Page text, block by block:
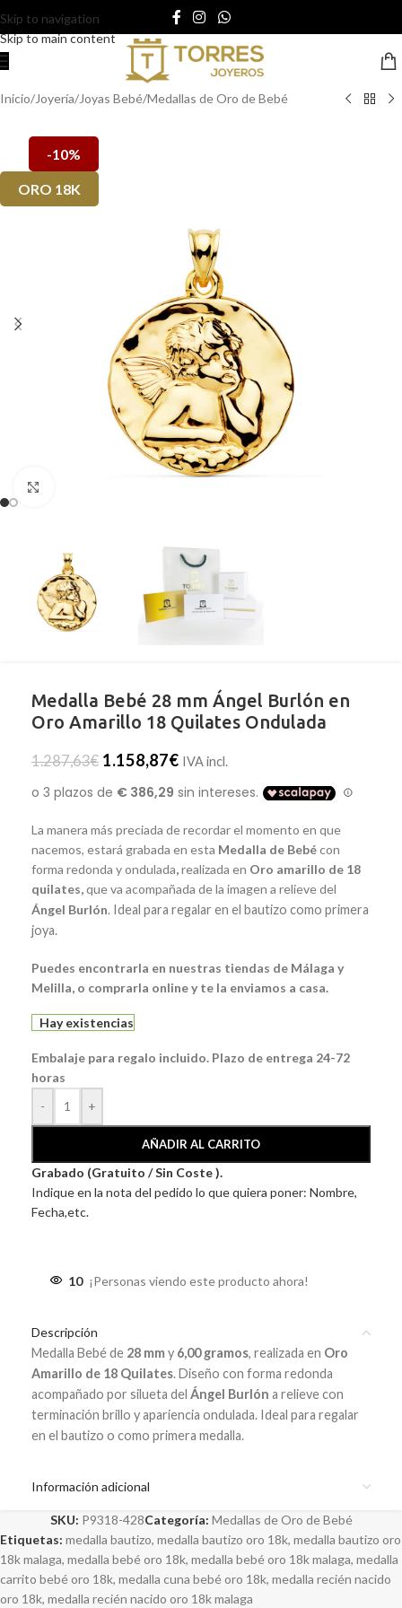
Skip to navigation
Skip to main content
Inicio/Joyería/Joyas Bebé/Medallas de Oro de Bebé
-10%
ORO 18K
Medalla Bebé 28 mm Ángel Burlón en
Oro Amarillo 18 Quilates Ondulada
1.287,63€ 1.158,87€ IVA incl.
La manera más preciada de recordar el momento en que
nacemos, estará grabada en esta Medalla de Bebécon
forma redonda y ondulada,realizada en Oro amarillo de 18
quilates,que va acompañada de la imagen a relieve del
Ángel Burlón. Ideal para regalar en el bautizo como primera
joya.
Puedes encontrarla en nuestras tiendas de Málaga y
Melilla, o comprarla online y te la enviamos a casa.
Hay existencias
Embalaje para regalo incluido. Plazo de entrega 24-72
horas
-
+
AÑADIR AL CARRITO
Grabado (Gratuito / Sin Coste ).
Indique en la nota del pedido lo que quiera poner: Nombre,
Fecha,etc.
10 ¡Personas viendo este producto ahora!
Descripción
Medalla Bebé de 28 mmy 6,00 gramos, realizada en Oro
Amarillo de 18 Quilates. Diseño con forma redonda
acompañado por silueta del Ángel Burlón a relieve con
terminación brillo y apariencia ondulada. Ideal para regalar
en el bautizo o como primera medalla.
Información adicional
SKU: P9318-428Categoría: Medallas de Oro de Bebé
Etiquetas: medalla bautizo, medalla bautizo oro 18k, medalla bautizo oro
18k malaga, medalla bebé oro 18k, medalla bebé oro 18k malaga, medalla
carrito bebé oro 18k, medalla cuna bebé oro 18k, medalla recién nacido
oro 18k, medalla recién nacido oro 18k malaga